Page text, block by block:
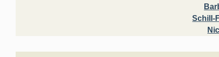
Schill-